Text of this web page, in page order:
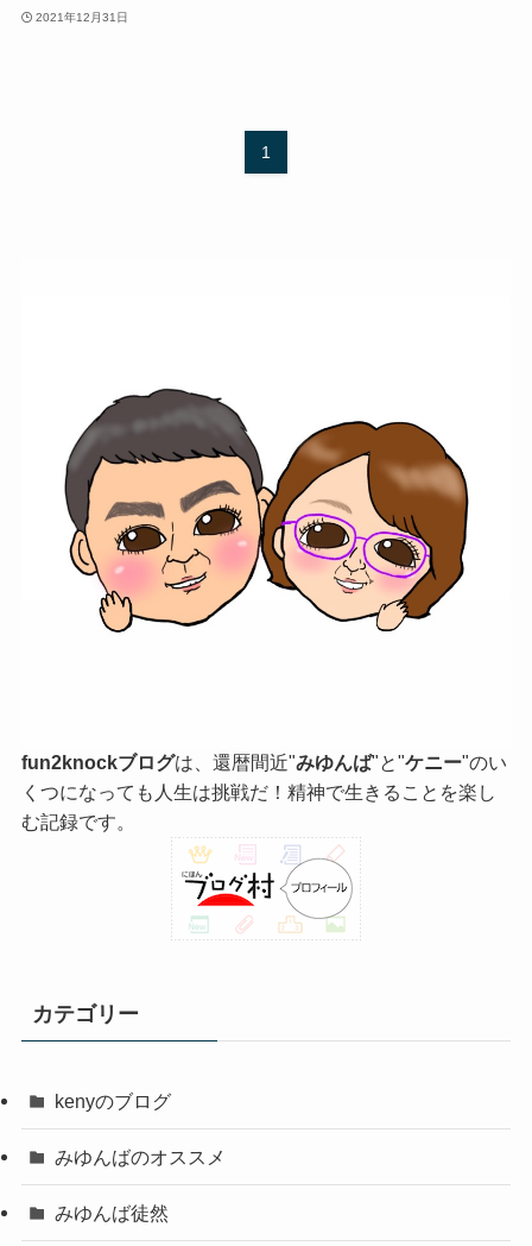
2021年12月31日
1
fun2knockブログは、還暦間近"みゆんば"と"ケニー"のい
くつになっても人生は挑戦だ！精神で生きることを楽し
む記録です。
カテゴリー
kenyのブログ
みゆんばのオススメ
みゆんば徒然